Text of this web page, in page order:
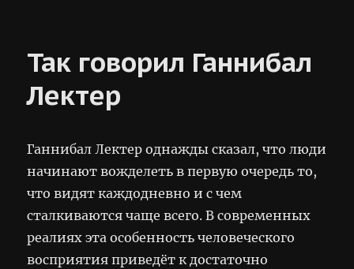
Так говорил Ганнибал
Лектер
Ганнибал Лектер однажды сказал, что люди
начинают вожделеть в первую очередь то,
что видят каждодневно и с чем
сталкиваются чаще всего. В современных
реалиях эта особенность человеческого
восприятия приведёт к достаточно